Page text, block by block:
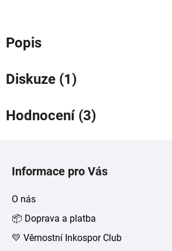
Popis
Diskuze (1)
Hodnocení (3)
Informace pro Vás
O nás
📦 Doprava a platba
💛 Věrnostní Inkospor Club